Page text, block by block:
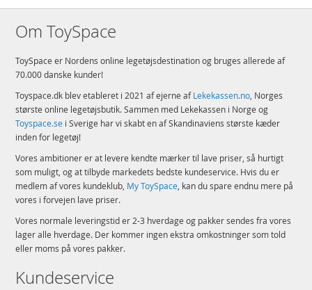
Om ToySpace
ToySpace er Nordens online legetøjsdestination og bruges allerede af
70.000 danske kunder!
Toyspace.dk blev etableret i 2021 af ejerne afLekekassen.no, Norges
største online legetøjsbutik. Sammen med Lekekassen i Norge og
Toyspace.se i Sverige har vi skabt en af Skandinaviens største kæder
inden for legetøj!
Vores ambitioner er at levere kendte mærker til lave priser, så hurtigt
som muligt, og at tilbyde markedets bedste kundeservice. Hvis du er
medlem af vores kundeklub, My ToySpace, kan du spare endnu mere på
vores i forvejen lave priser.
Vores normale leveringstid er 2-3 hverdage og pakker sendes fra vores
lager alle hverdage. Der kommer ingen ekstra omkostninger som told
eller moms på vores pakker.
Kundeservice